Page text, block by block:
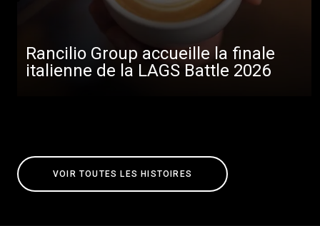
Rancilio Group accueille la finale
italienne de la LAGS Battle 2026
VOIR TOUTES LES HISTOIRES